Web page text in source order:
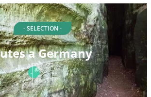
- SELECTION -
a Germany